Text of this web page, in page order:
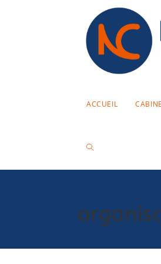
ACCUEIL